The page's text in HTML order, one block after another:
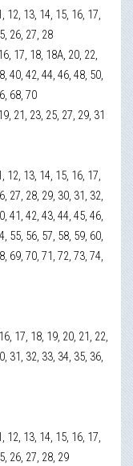
12, 13, 14, 15, 16, 17,
26, 27, 28
17, 18, 18А, 20, 22,
40, 42, 44, 46, 48, 50,
68, 70
21, 23, 25, 27, 29, 31
12, 13, 14, 15, 16, 17,
27, 28, 29, 30, 31, 32,
41, 42, 43, 44, 45, 46,
55, 56, 57, 58, 59, 60,
69, 70, 71, 72, 73, 74,
17, 18, 19, 20, 21, 22,
31, 32, 33, 34, 35, 36,
12, 13, 14, 15, 16, 17,
26, 27, 28, 29